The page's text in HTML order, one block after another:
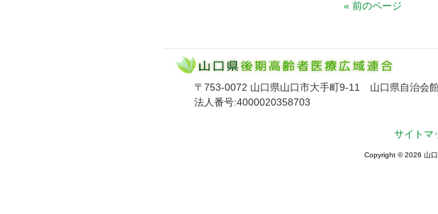
« 前のページ
〒753-0072 山口県山口市大手町9-11 山口県自治会館
法人番号:4000020358703
サイトマ
Copyright © 2026 山口